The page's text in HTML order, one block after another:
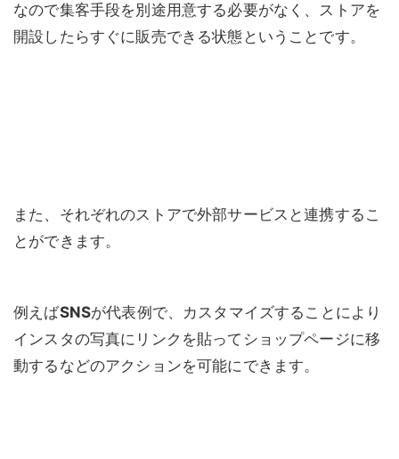
なので集客手段を別途用意する必要がなく、ストアを
開設したらすぐに販売できる状態ということです。
また、それぞれのストアで外部サービスと連携するこ
とができます。
例えばSNSが代表例で、カスタマイズすることにより
インスタの写真にリンクを貼ってショップページに移
動するなどのアクションを可能にできます。